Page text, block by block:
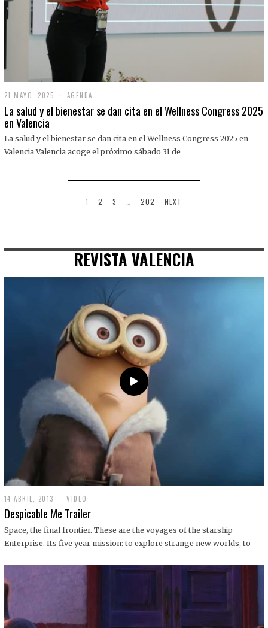
21 MAYO, 2025
1
M
O
,
AGENDA
La salud y el bienestar se dan cita en el Wellness Congress 2025
en Valencia
La salud y el bienestar se dan cita en el Wellness Congress 2025 en
Valencia Valencia acoge el próximo sábado 31 de
1 2 3 202 NEXT
REVISTA VALENCIA
14 ABRIL, 2013
9
D
C
I
1
VIDEO
Despicable Me Trailer
Space, the final frontier. These are the voyages of the starship
Enterprise. Its five year mission: to explore strange new worlds, to